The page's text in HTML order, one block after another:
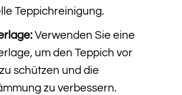
Teppichreinigung.
Verwenden Sie eine
um den Teppich vor
schützen und die
zu verbessern.